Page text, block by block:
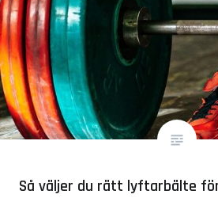
Så väljer du rätt lyftarbälte